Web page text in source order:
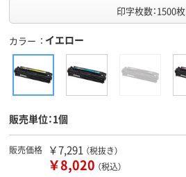
印字枚数：1500枚
カラー イエロー
販売単位：1個
販売価格 ￥7,291 （税抜き）
￥8,020 （税込）